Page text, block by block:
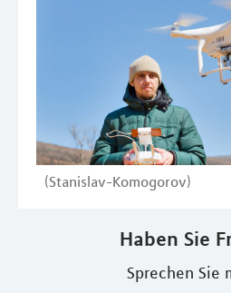
(Stanislav-Komogorov)
Haben Sie
Sprechen Sie